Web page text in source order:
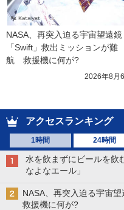
NASA、再突入迫る宇宙望遠鏡
「Swift」救出ミッションが難
航　救援機に何が?
2026年8月
アクセスランキング
1時間 24時間
水を飲まずにビールを飲
なよなエール」
NASA、再突入迫る宇宙
救援機に何が?